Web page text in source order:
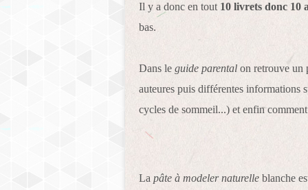
Il y a donc en tout 10 livrets donc 10
bas.
Dans le guide parental on retrouve un
auteures puis différentes informations
cycles de sommeil...) et enfin
La pâte à modeler naturelle blanche